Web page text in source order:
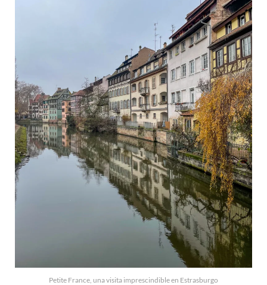
Petite France, una visita imprescindible en Estrasburgo